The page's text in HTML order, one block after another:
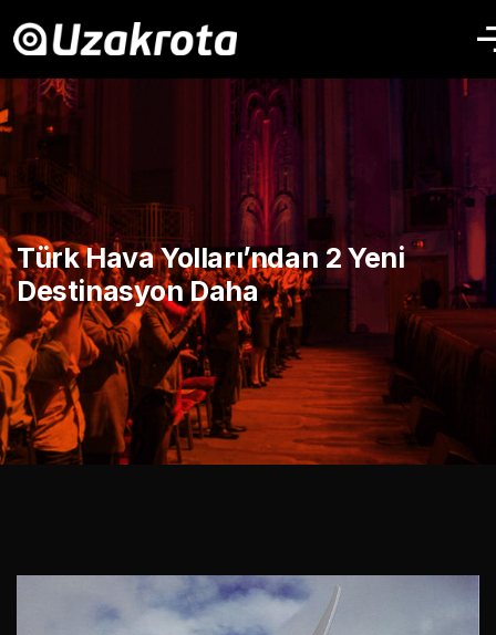
Türk Hava Yolları’ndan 2 Yeni
Destinasyon Daha